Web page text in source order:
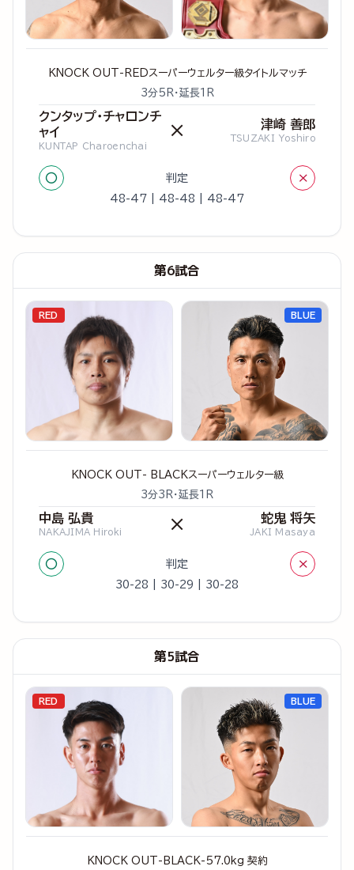
KNOCK OUT-REDスーパーウェルター級タイトルマッチ
3分5R・延長1R
クンタップ・チャロンチ
ャイ
KUNTAP Charoenchai
× 津崎 善郎
TSUZAKI Yoshiro
○ 判定 ×
48-47 | 48-48 | 48-47
第6試合
RED
KNOCK OUT- BLACKスーパーウェルター級
3分3R・延長1R
中島 弘貴
NAKAJIMA Hiroki × 蛇鬼 将矢
JAKI Masaya
○ 判定 ×
30-28 | 30-29 | 30-28
BLUE
第5試合
RED
KNOCK OUT-BLACK-57.0kg 契約
BLUE